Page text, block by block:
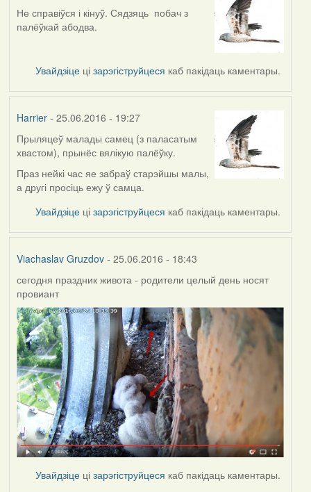
Не справіўся і кінуў. Сядзяць побач з
палёўкай абодва.
Увайдзіце цізарэгіструйцеся каб пакідаць каментары.
Harrier- 25.06.2016 - 19:27
Прыляцеў малады самец (з паласатым
хвастом), прынёс вялікую палёўку.
Праз нейкі час яе забраў старэйшы малы,
а другі просіць ежу ў самца.
Увайдзіце цізарэгіструйцеся каб пакідаць каментары.
Viachaslav Gruzdov- 25.06.2016 - 18:43
сегодня праздник живота - родители целый день носят
провиант
Увайдзіце цізарэгіструйцеся каб пакідаць каментары.